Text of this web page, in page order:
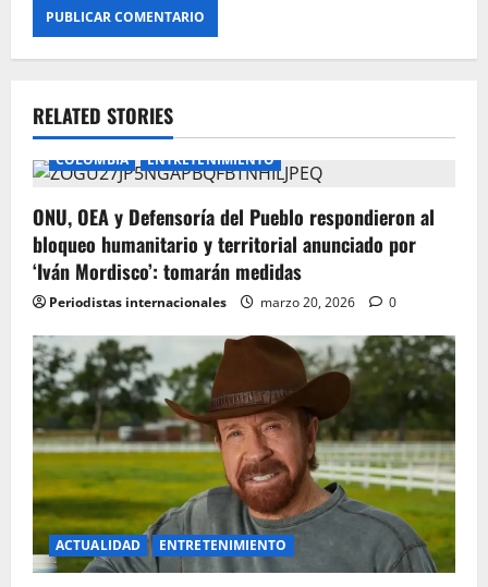
RELATED STORIES
COLOMBIA ENTRETENIMIENTO
ONU, OEA y Defensoría del Pueblo respondieron al
bloqueo humanitario y territorial anunciado por
‘Iván Mordisco’: tomarán medidas
Periodistas internacionales marzo 20, 2026 0
ACTUALIDAD ENTRETENIMIENTO